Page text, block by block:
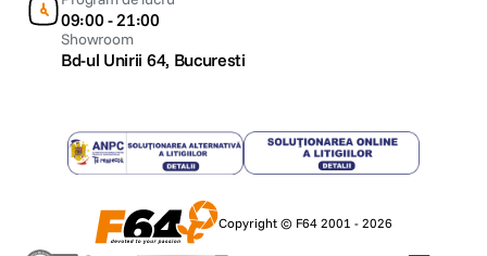
09:00 - 21:00
Showroom
Bd-ul Unirii 64, Bucuresti
Copyright © F64 2001 - 2026